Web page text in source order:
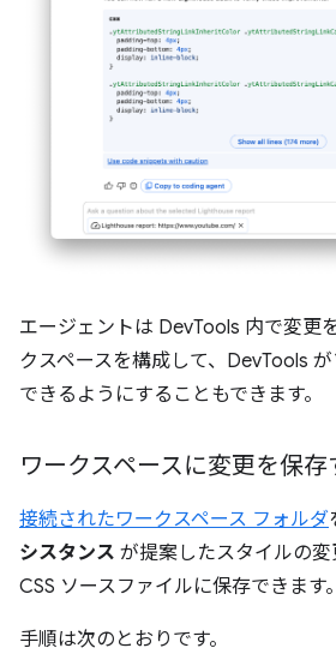
エージェントは DevTools 内で変更
クスペースを構成して、DevTools
できるようにすることもできます。
ワークスペースに変更を保存
接続されたワークスペース フォルダ
シスタンス が提案したスタイルの
CSS ソースファイルに保存できます。
手順は次のとおりです。